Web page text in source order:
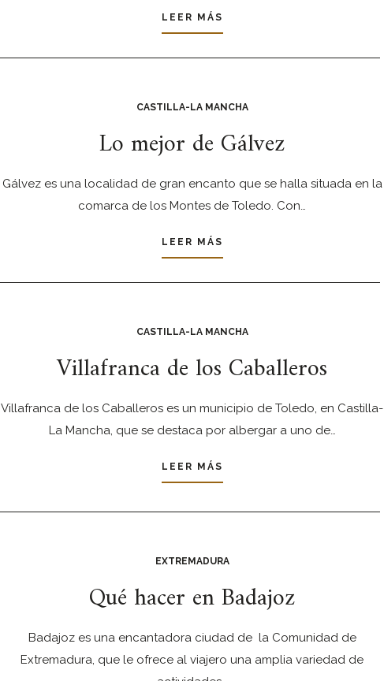
LEER MÁS
CASTILLA-LA MANCHA
Lo mejor de Gálvez
Gálvez es una localidad de gran encanto que se halla situada en la
comarca de los Montes de Toledo. Con…
LEER MÁS
CASTILLA-LA MANCHA
Villafranca de los Caballeros
Villafranca de los Caballeros es un municipio de Toledo, en Castilla-
La Mancha, que se destaca por albergar a uno de…
LEER MÁS
EXTREMADURA
Qué hacer en Badajoz
Badajoz es una encantadora ciudad de la Comunidad de
Extremadura, que le ofrece al viajero una amplia variedad de